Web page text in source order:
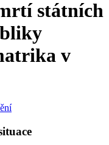
státních
v